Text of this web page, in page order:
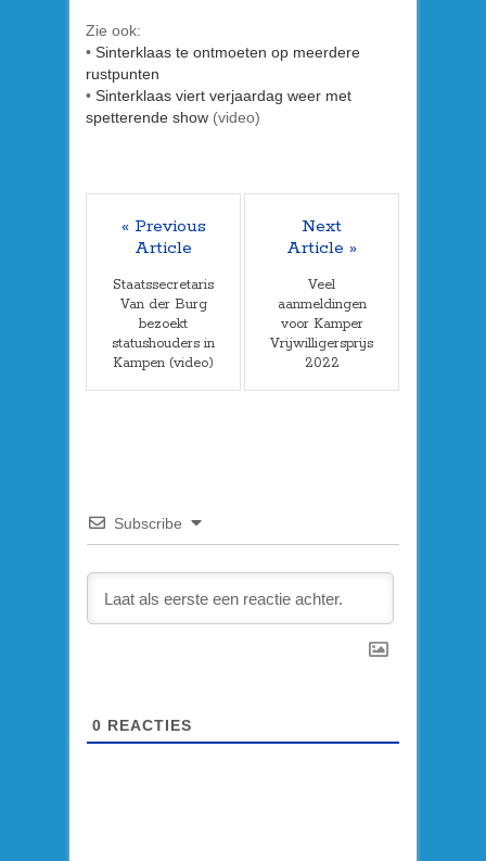
Zie ook:
• Sinterklaas te ontmoeten op meerdere
rustpunten
• Sinterklaas viert verjaardag weer met
spetterende show (video)
« Previous
Article
Staatssecretaris
Van der Burg
bezoekt
statushouders in
Kampen (video)
Next
Article »
Veel
aanmeldingen
voor Kamper
Vrijwilligersprijs
2022
Subscribe
0 REACTIES